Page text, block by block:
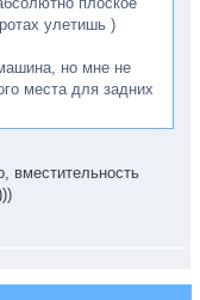
улетишь )
но мне не
места для задних
вместительность